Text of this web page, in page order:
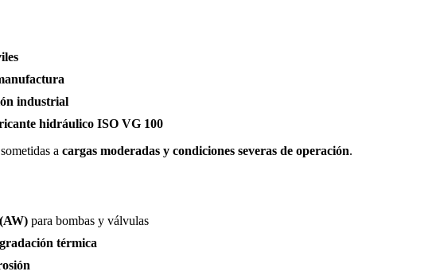
industrial
hidráulico ISO VG 100
a cargas moderadas y condiciones severas de operación.
para bombas y válvulas
térmica